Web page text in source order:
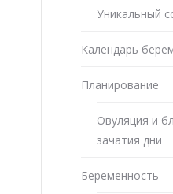
Уникальный
Календарь
Планирование
Овуляция и
зачатия дни
Беременность